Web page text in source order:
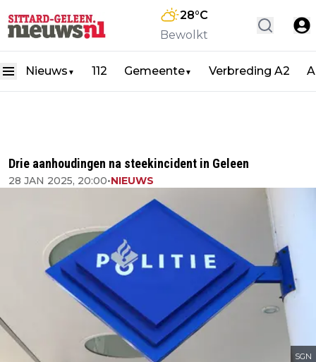
28°C
Bewolkt
Nieuws ▼ 112 Gemeente▼ Verbreding A2
Drie aanhoudingen na steekincident in Geleen
28 JAN 2025, 20:00•NIEUWS
SGN